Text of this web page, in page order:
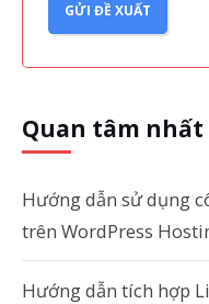
GỬI ĐỀ XUẤT
Quan tâm nhất
Hướng dẫn sử dụng
trên WordPress
Hướng dẫn tích hợp